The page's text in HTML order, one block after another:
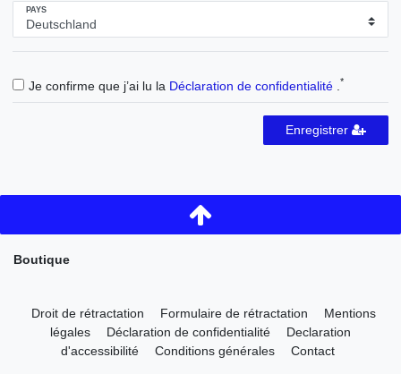
PAYS
Je confirme que j’ai lu la Déclaration de confidentialité *
Enregistrer
Boutique
Droit de rétractation Formulaire de rétractation
Mentions
légales
Déclaration de confidentialité
Declaration
d'accessibilité
Conditions générales Contact